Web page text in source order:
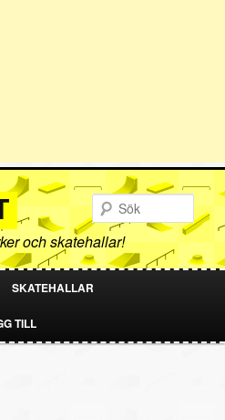
och skatehallar!
SKATEHALLAR
TILL